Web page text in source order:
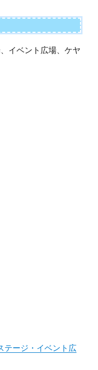
イベント広場、ケヤ
テージ・イベント広